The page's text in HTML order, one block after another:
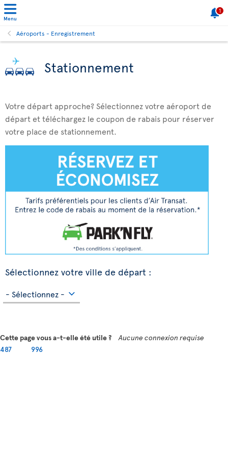
Menu
1
Aéroports - Enregistrement
Stationnement
Votre départ approche? Sélectionnez votre aéroport de
départ et téléchargez le coupon de rabais pour réserver
votre place de stationnement.
Sélectionnez votre ville de départ :
Cette page vous a-t-elle été utile ?
Aucune connexion requise
487
996